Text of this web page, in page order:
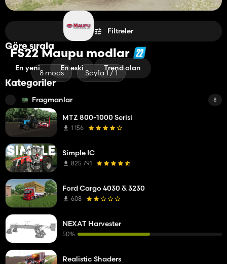
FS22 Maupu modlar
8 mods Sayfa 1 / 1
Filtreler
Göre sırala
En yeni En eski Trend olan
Kategoriler
Fragmanlar 8
MTZ 800-1000 Serisi
1 156
Simple IC
825 791
Ford Cargo 4030 & 3230
608
NEXAT Harvester
50%
Realistic Shaders